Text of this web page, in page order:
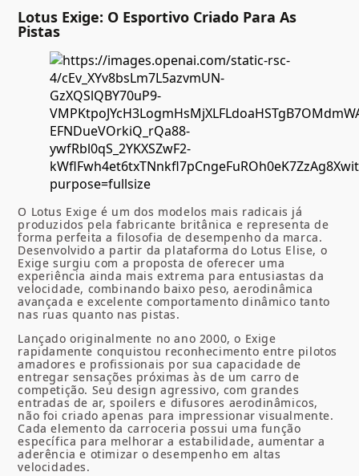
Lotus Exige: O Esportivo Criado Para As
Pistas
O Lotus Exige é um dos modelos mais radicais já
produzidos pela fabricante britânica e representa de
forma perfeita a filosofia de desempenho da marca.
Desenvolvido a partir da plataforma do Lotus Elise, o
Exige surgiu com a proposta de oferecer uma
experiência ainda mais extrema para entusiastas da
velocidade, combinando baixo peso, aerodinâmica
avançada e excelente comportamento dinâmico tanto
nas ruas quanto nas pistas.
Lançado originalmente no ano 2000, o Exige
rapidamente conquistou reconhecimento entre pilotos
amadores e profissionais por sua capacidade de
entregar sensações próximas às de um carro de
competição. Seu design agressivo, com grandes
entradas de ar, spoilers e difusores aerodinâmicos,
não foi criado apenas para impressionar visualmente.
Cada elemento da carroceria possui uma função
específica para melhorar a estabilidade, aumentar a
aderência e otimizar o desempenho em altas
velocidades.